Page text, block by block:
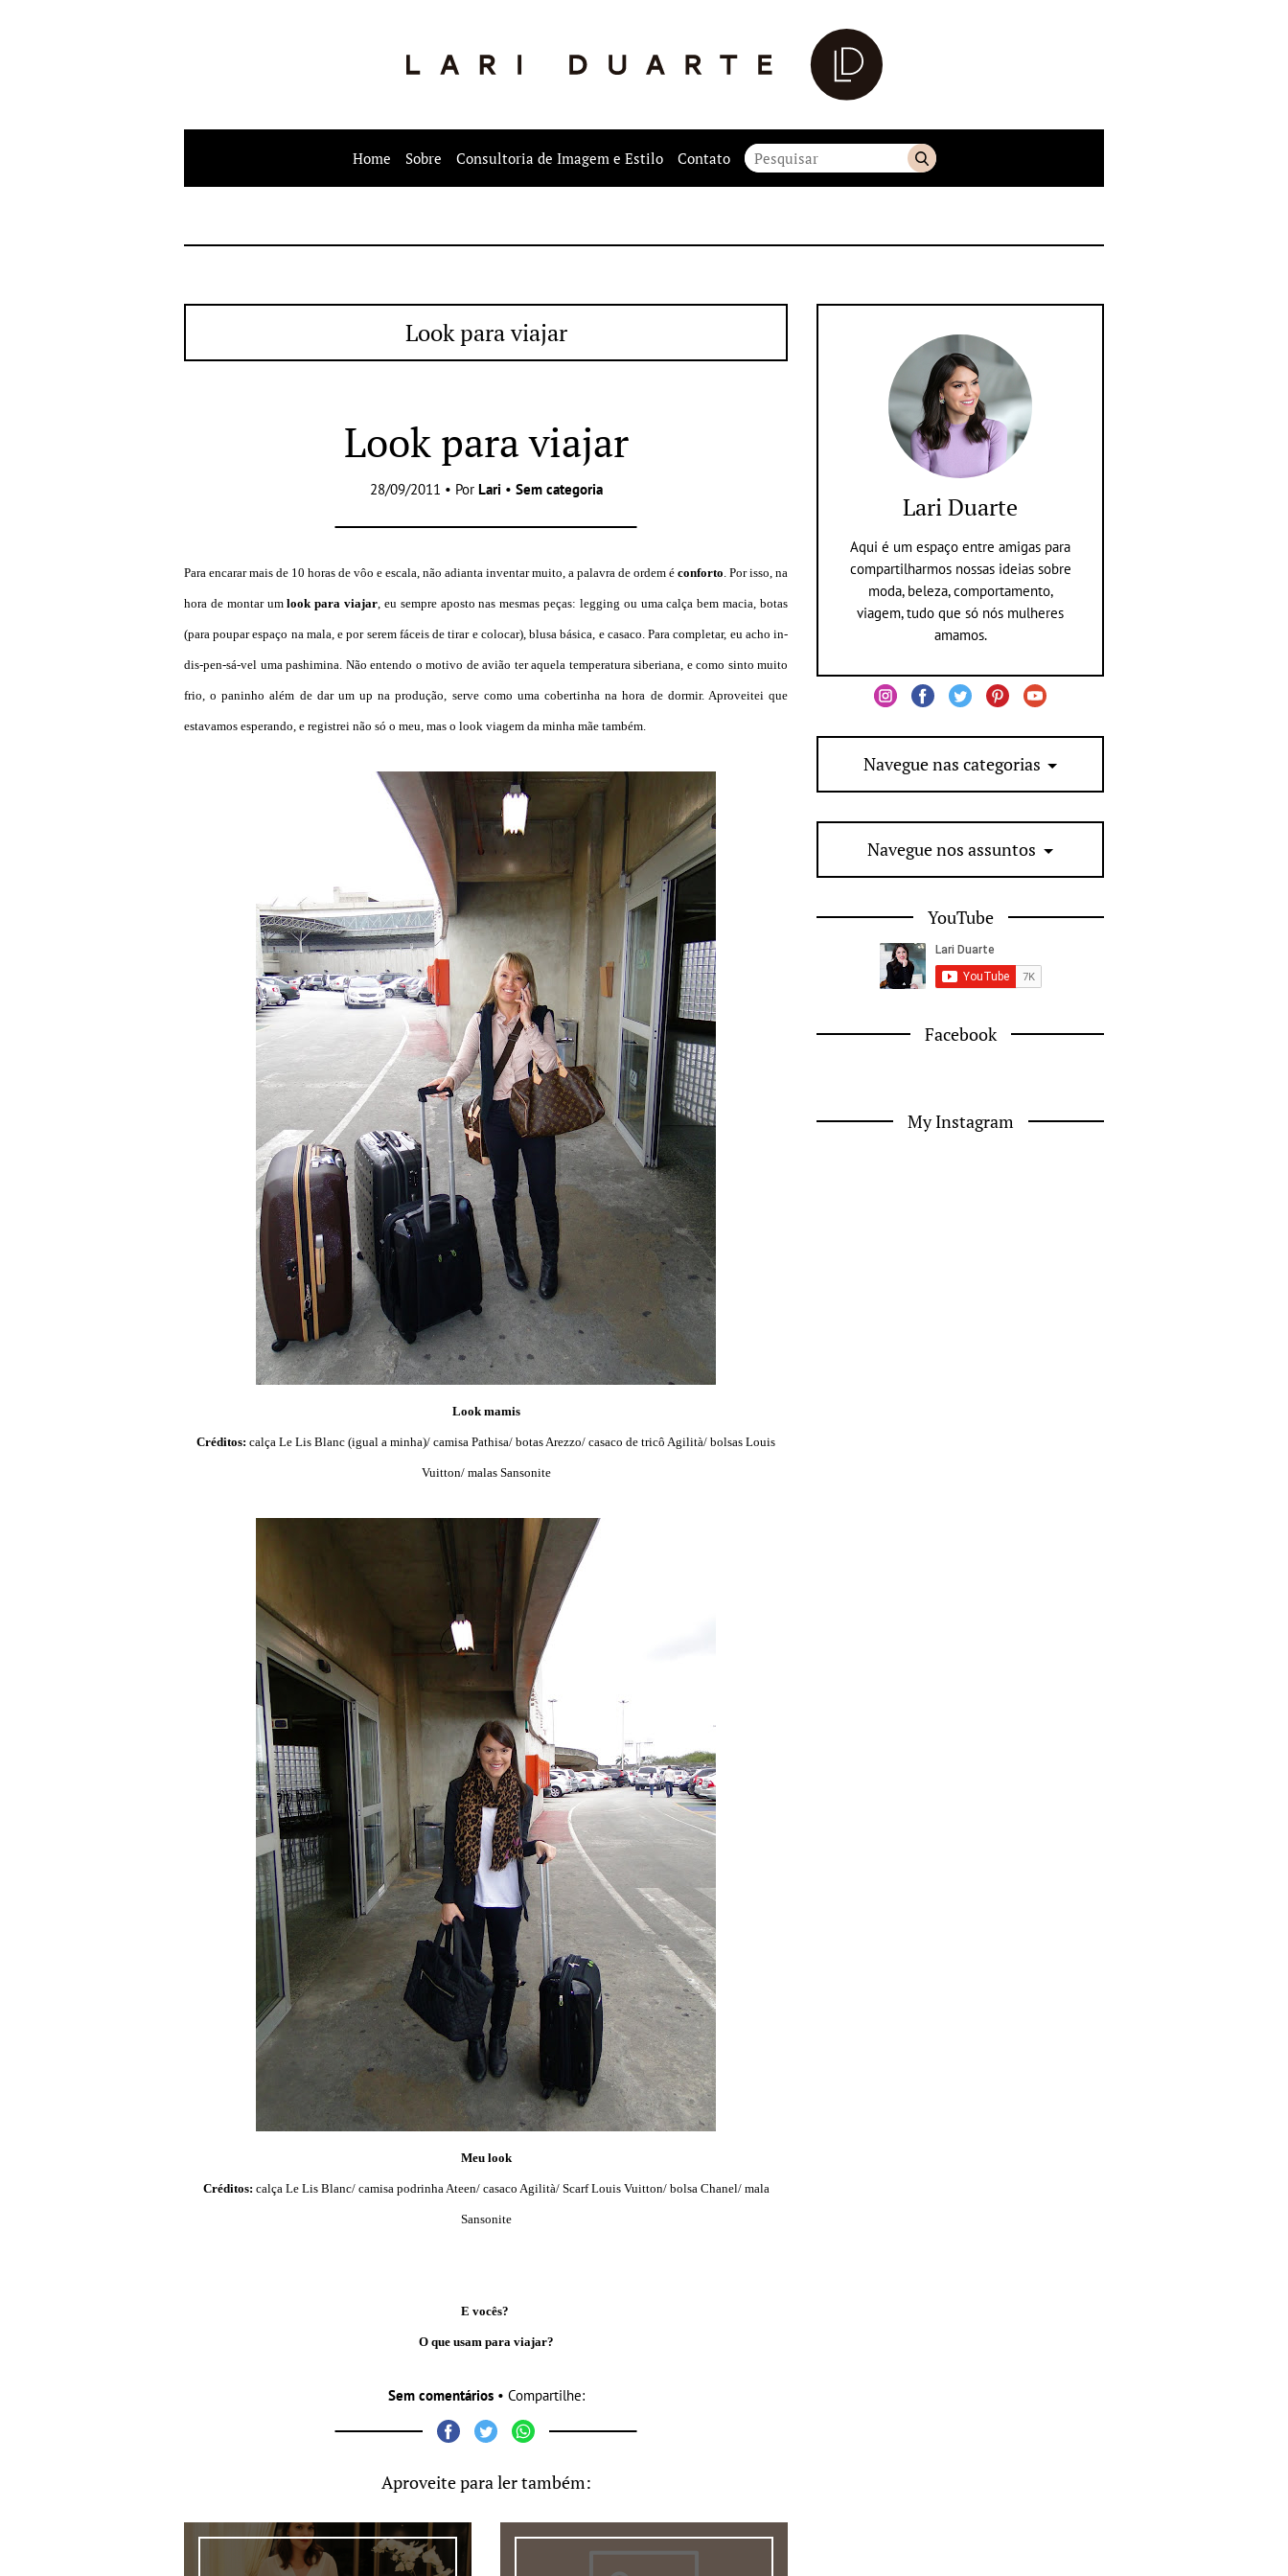
Home Sobre Consultoria de Imagem e Estilo Contato
Look para viajar
Look para viajar
28/09/2011 • Por Lari • Sem categoria
Para encarar mais de 10 horas de vôo e escala, não adianta inventar muito, a palavra de ordem é conforto. Por isso, na
hora de montar umlook para viajar, eu sempre aposto nas mesmas peças: legging ou uma calça bem macia, botas
(para poupar espaço na mala, e por serem fáceis de tirar e colocar), blusa básica, e casaco. Para completar, eu acho in-
dis-pen-sá-vel uma pashimina. Não entendo o motivo de avião ter aquela temperatura siberiana, e como sinto muito
frio, o paninho além de dar um up na produção, serve como uma cobertinha na hora de dormir. Aproveitei que
estavamos esperando, e registrei não só o meu, mas o look viagem da minha mãe também.
Look mamis
Créditos: calça Le Lis Blanc (igual a minha)/ camisa Pathisa/ botas Arezzo/ casaco de tricô Agilità/ bolsas Louis
Vuitton/ malas Sansonite
Meu look
Créditos: calça Le Lis Blanc/ camisa podrinha Ateen/ casaco Agilità/ Scarf Louis Vuitton/ bolsa Chanel/ mala
Sansonite
E vocês?
O que usam para viajar?
Sem comentários• Compartilhe:
Aproveite para ler também:
Lari Duarte
Aqui é um espaço entre amigas para
compartilharmos nossas ideias sobre
moda, beleza, comportamento,
viagem, tudo que só nós mulheres
amamos.
Navegue nas categorias
Navegue nos assuntos
YouTube
Facebook
My Instagram